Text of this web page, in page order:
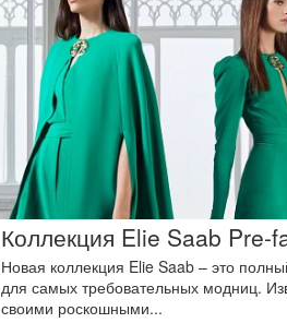
Коллекция Elie Saab Pre-
Новая коллекция Elie Saab – это
для самых требовательных модниц.
своими роскошными...